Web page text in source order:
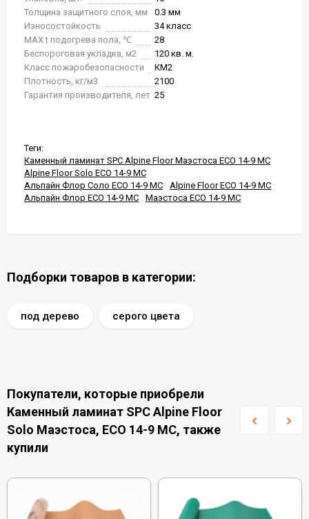
Толщина защитного слоя, мм
0.3 мм
Износостойкость
34 класс
MAX t подогрева пола, ℃
28
Беспороговая укладка, м2
120 кв. м.
Класс пожаробезопасности
КМ2
Плотность, кг/м3
2100
Гарантия производителя, лет 25
Теги:
Каменный ламинат SPC Alpine Floor Маэстоса ЕСО 14-9 MC
Alpine Floor Solo ЕСО 14-9 MC
Альпайн Флор Соло ЕСО 14-9 MC
Alpine Floor ЕСО 14-9 MC
Альпайн Флор ЕСО 14-9 MC
Маэстоса ЕСО 14-9 MC
Подборки товаров в категории:
под дерево серого цвета
Покупатели, которые приобрели
Каменный ламинат SPC Alpine Floor
Solo Маэстоса, ЕСО 14-9 MC, также
купили